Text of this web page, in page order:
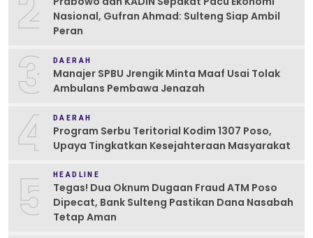
Nasional, Gufran Ahmad: Sulteng Siap Ambil
Peran
3 DAERAH
Manajer SPBU Jrengik Minta Maaf Usai Tolak
Ambulans Pembawa Jenazah
4 DAERAH
Program Serbu Teritorial Kodim 1307 Poso,
Upaya Tingkatkan Kesejahteraan Masyarakat
5 HEADLINE
Tegas! Dua Oknum Dugaan Fraud ATM Poso
Dipecat, Bank Sulteng Pastikan Dana Nasabah
Tetap Aman